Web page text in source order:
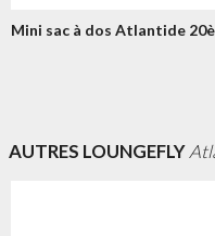
Mini sac à dos Atlantide
AUTRES LOUNGEFLY